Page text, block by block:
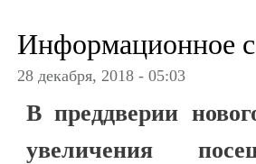
Информационное
28 декабря, 2018 - 05:03
В преддверии
увеличения